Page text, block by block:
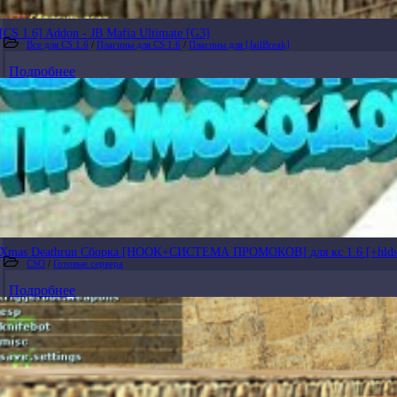
[CS 1.6] Addon - JB Mafia Ultimate [G3]
Все для CS 1.6 / Плагины для CS 1.6 / Плагины для [JailBreak]
Подробнее
Xmas Deathrun Сборка [HOOK+СИСТЕМА ПРОМОКОВ] для кс 1.6
CSO / Готовые сервера
Подробнее